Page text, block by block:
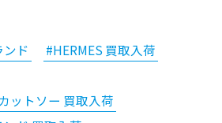
ド
#HERMES 買取入荷
ットソー 買取入荷